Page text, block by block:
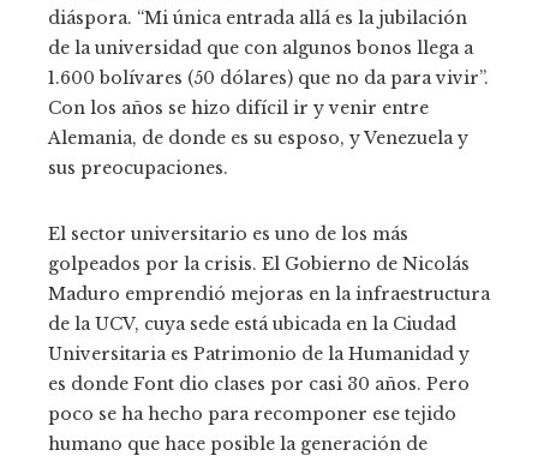
diáspora. “Mi única entrada allá es la jubilación
de la universidad que con algunos bonos llega a
1.600 bolívares (50 dólares) que no da para vivir”.
Con los años se hizo difícil ir y venir entre
Alemania, de donde es su esposo, y Venezuela y
sus preocupaciones.
El sector universitario es uno de los más
golpeados por la crisis. El Gobierno de Nicolás
Maduro emprendió mejoras en la infraestructura
de la UCV, cuya sede está ubicada en la Ciudad
Universitaria es Patrimonio de la Humanidad y
es donde Font dio clases por casi 30 años. Pero
poco se ha hecho para recomponer ese tejido
humano que hace posible la generación de